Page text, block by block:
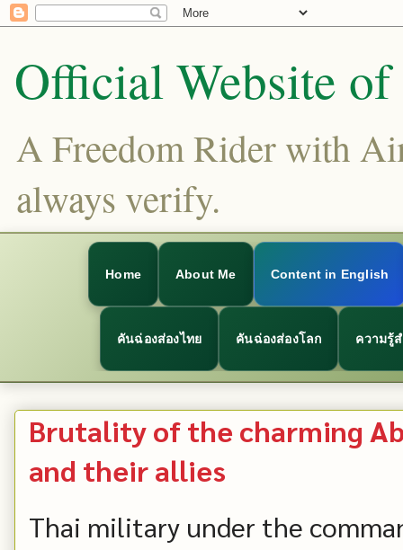
Official Website
A Freedom Rider with
always verify.
Home About Me Content in English
คันฉ่องส่องไทย คันฉ่องส่องโลก ความรู้
Brutality of the charming
and their allies
Thai military under the